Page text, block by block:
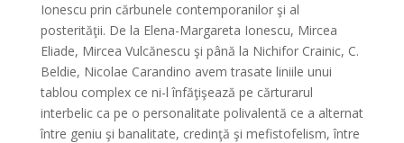
Ionescu prin cărbunele contemporanilor şi al
posterităţii. De la Elena-Margareta Ionescu, Mircea
Eliade, Mircea Vulcănescu şi până la Nichifor Crainic, C.
Beldie, Nicolae Carandino avem trasate liniile unui
tablou complex ce ni-l înfăţişează pe cărturarul
interbelic ca pe o personalitate polivalentă ce a alternat
între geniu şi banalitate, credinţă şi mefistofelism, între